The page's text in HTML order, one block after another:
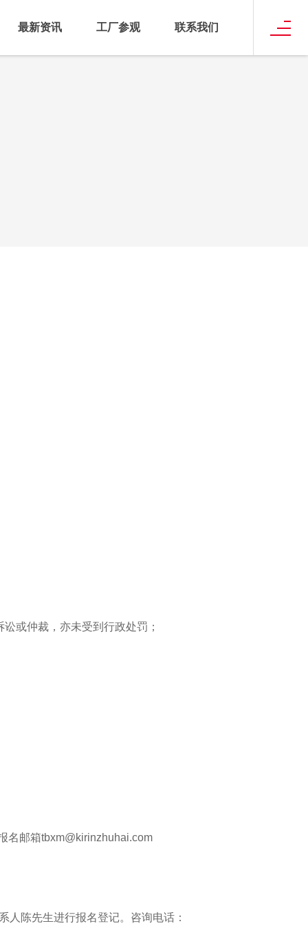
最新资讯 工厂参观 联系我们
或仲裁，亦未受到行政处罚；
名邮箱tbxm@kirinzhuhai.com
陈先生进行报名登记。咨询电话：